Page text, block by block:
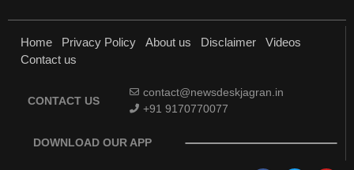
Home Privacy Policy About us Disclaimer
Videos
Contact us
CONTACT US
contact@newsdeskjagran.in
+91 9170770077
DOWNLOAD OUR APP